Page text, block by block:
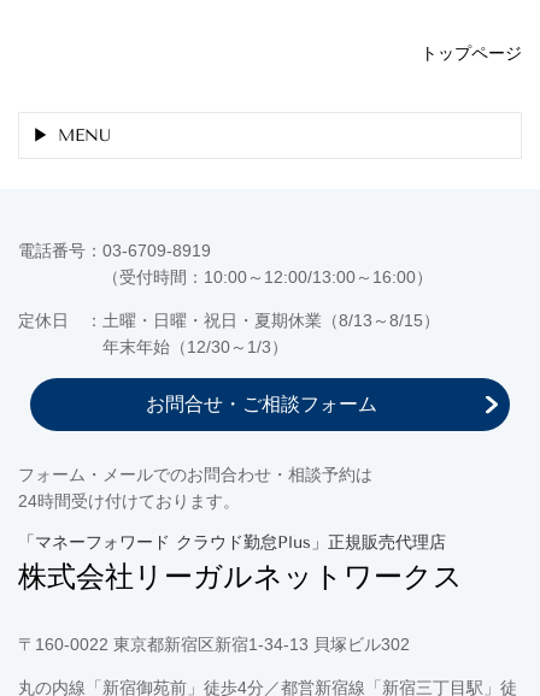
トップページ
MENU
電話番号：03-6709-8919
（受付時間：10:00～12:00/13:00～16:00）
定休日 ：土曜・日曜・祝日・夏期休業（8/13～8/15）
年末年始（12/30～1/3）
お問合せ・ご相談フォーム
フォーム・メールでのお問合わせ・相談予約は
24時間受け付けております。
「マネーフォワード クラウド勤怠Plus」正規販売代理店
株式会社リーガルネットワークス
〒160-0022 東京都新宿区新宿1-34-13 貝塚ビル302
丸の内線「新宿御苑前」徒歩4分／都営新宿線「新宿三丁目駅」徒